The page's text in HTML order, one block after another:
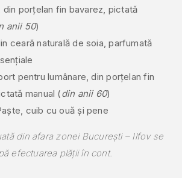
din porțelan fin bavarez, pictată
anii 50)
ceară naturală de soia, parfumată
pentru lumânare, din porțelan fin
manual (din anii 60)
cuib cu ouă și pene
din afara zonei București – Ilfov se
efectuarea plății în cont.